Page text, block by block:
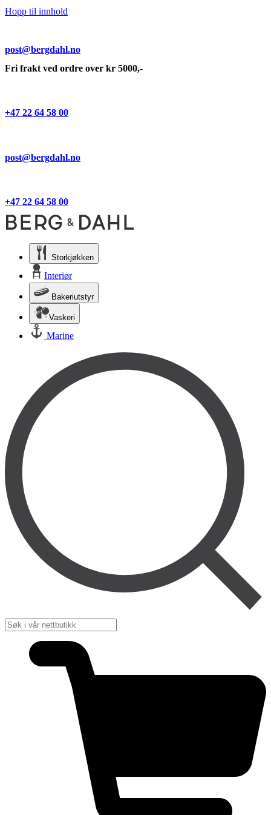
Hopp til innhold
post@bergdahl.no
Fri frakt ved ordre over kr 5000,-
+47 22 64 58 00
post@bergdahl.no
+47 22 64 58 00
Storkjøkken
Interiør
Bakeriutstyr
Vaskeri
Marine